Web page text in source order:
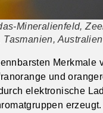
Mineralienfeld,
Merkmale
und
elektronische